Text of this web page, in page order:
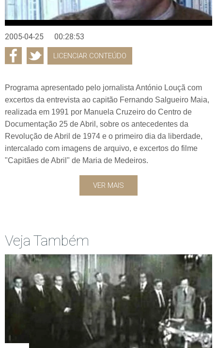
2005-04-25 00:28:53
LICENCIAR CONTEÚDO
Programa apresentado pelo jornalista António Louçã com
excertos da entrevista ao capitão Fernando Salgueiro Maia,
realizada em 1991 por Manuela Cruzeiro do Centro de
Documentação 25 de Abril, sobre os antecedentes da
Revolução de Abril de 1974 e o primeiro dia da liberdade,
intercalado com imagens de arquivo, e excertos do filme
"Capitães de Abril" de Maria de Medeiros.
VER MAIS
Veja Também